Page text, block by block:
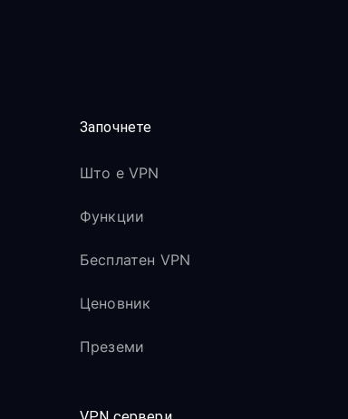
Започнете
Што е VPN
Функции
Бесплатен VPN
Ценовник
Преземи